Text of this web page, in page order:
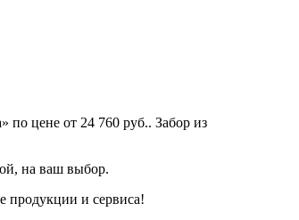
по цене от 24 760 руб.. Забор из
на ваш выбор.
продукции и сервиса!